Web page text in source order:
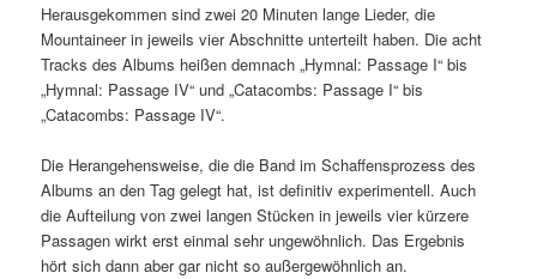
Herausgekommen sind zwei 20 Minuten lange Lieder, die
Mountaineer in jeweils vier Abschnitte unterteilt haben. Die acht
Tracks des Albums heißen demnach „Hymnal: Passage I“ bis
„Hymnal: Passage IV“ und „Catacombs: Passage I“ bis
„Catacombs: Passage IV“.
Die Herangehensweise, die die Band im Schaffensprozess des
Albums an den Tag gelegt hat, ist definitiv experimentell. Auch
die Aufteilung von zwei langen Stücken in jeweils vier kürzere
Passagen wirkt erst einmal sehr ungewöhnlich. Das Ergebnis
hört sich dann aber gar nicht so außergewöhnlich an.